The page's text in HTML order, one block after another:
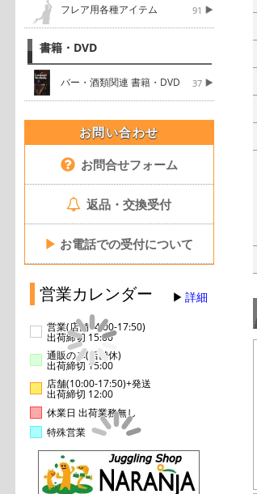
フレア用各種アイテム 91
書籍・DVD
バー・酒類関連 書籍・DVD 37
お問い合わせ
お問合せフォーム
返品・交換受付
▶ お電話での受付について
営業カレンダー 詳細
営業(店舗14:00-17:50)
出荷締切 15:00
通販のみ(店舗休)
出荷締切 15:00
店舗(10:00-17:50)+発送
出荷締切 12:00
休業日 出荷業務無し
特殊営業